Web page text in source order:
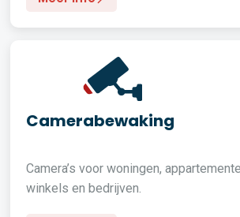
Camerabewaking
Camera’s voor woningen,
winkels en bedrijven.